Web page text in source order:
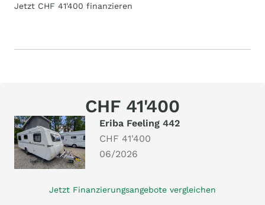
Jetzt CHF 41'400 finanzieren
CHF 41'400
Eriba Feeling 442
CHF 41'400
06/2026
Jetzt Finanzierungsangebote vergleichen